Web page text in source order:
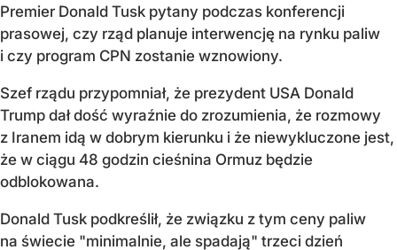
Premier Donald Tusk pytany podczas konferencji
prasowej, czy rząd planuje interwencję na rynku paliw
i czy program CPN zostanie wznowiony.
Szef rządu przypomniał, że prezydent USA Donald
Trump dał dość wyraźnie do zrozumienia, że rozmowy
z Iranem idą w dobrym kierunku i że niewykluczone jest,
że w ciągu 48 godzin cieśnina Ormuz będzie
odblokowana.
Donald Tusk podkreślił, że związku z tym ceny paliw
na świecie "minimalnie, ale spadają" trzeci dzień